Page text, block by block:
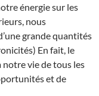
énergie sur les
nous
grande quantités
En fait, le
vie de tous les
et de